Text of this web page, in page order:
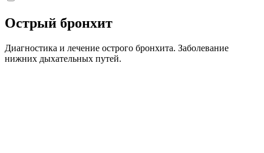
Острый бронхит
Диагностика и лечение острого бронхита. Заболевание
нижних дыхательных путей.